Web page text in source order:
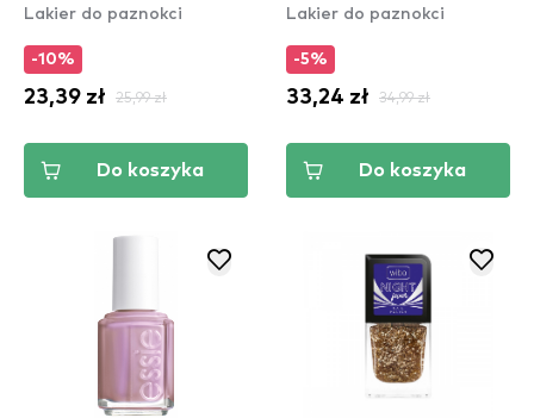
Lakier do paznokci
-10%
23,39 zł 25,99 zł
Do koszyka
Lakier do paznokci
-5%
33,24 zł 34,99 zł
Do koszyka